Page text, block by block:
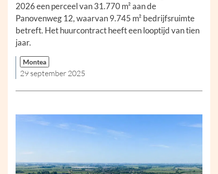
2026 een perceel van 31.770 m² aan de
Panovenweg 12, waarvan 9.745 m² bedrijfsruimte
betreft. Het huurcontract heeft een looptijd van tien
jaar.
Montea
29 september 2025